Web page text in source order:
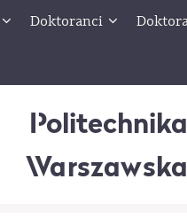
Doktoranci
Politechnika
Warszawska